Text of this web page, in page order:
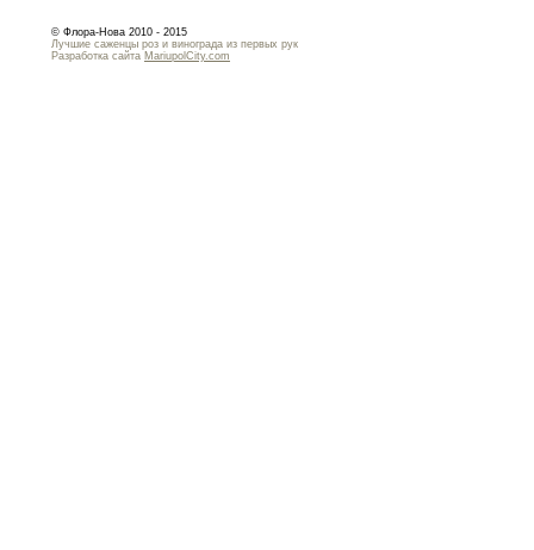
© Флора-Нова 2010 - 2015
Лучшие саженцы роз и винограда из первых рук
Разработка сайта MariupolCity.com